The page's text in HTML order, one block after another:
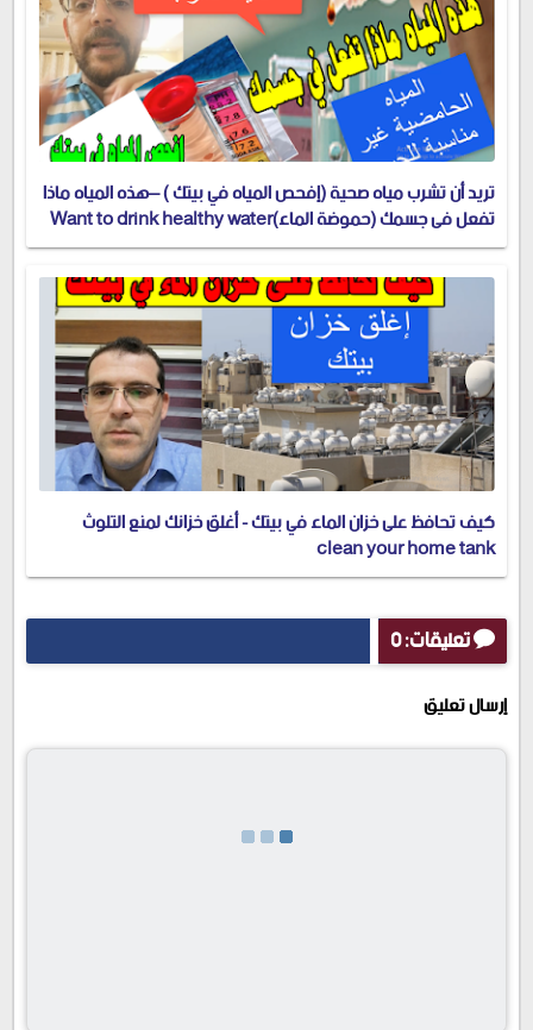
تريد أن تشرب مياه صحية (إفحص المياه في بيتك ) –هذه المياه ماذا
تفعل في جسمك (حموضة الماء)Want to drink healthy water
(check the water in your house)
كيف تحافظ على خزان الماء في بيتك - أغلق خزانك لمنع التلوث
clean your home tank
تعليقات: 0
إرسال تعليق